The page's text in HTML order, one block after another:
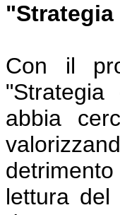
"Strategia
Con il
abbia
lettura